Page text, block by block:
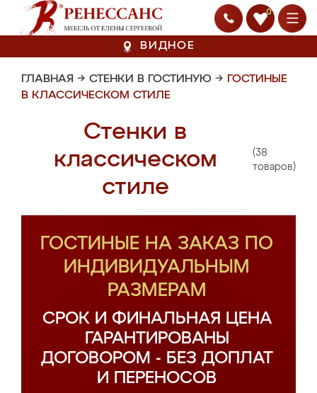
0
ВИДНОЕ
ГЛАВНАЯ → СТЕНКИ В ГОСТИНУЮ → ГОСТИНЫЕ
В КЛАССИЧЕСКОМ СТИЛЕ
Стенки в
классическом
стиле
(38
товаров)
ГОСТИНЫЕ НА ЗАКАЗ ПО
ИНДИВИДУАЛЬНЫМ
РАЗМЕРАМ
СРОК И ФИНАЛЬНАЯ ЦЕНА
ГАРАНТИРОВАНЫ
ДОГОВОРОМ - БЕЗ ДОПЛАТ
И ПЕРЕНОСОВ